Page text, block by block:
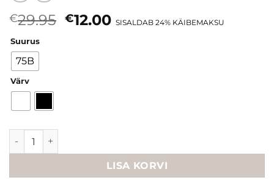
€29.95 Algne
€12.00Current
SISALDAB 24% KÄIBEMAKSU
Suurus
75B
Värv
Naturana spordirinnahoidja kogus
LISA KORVI